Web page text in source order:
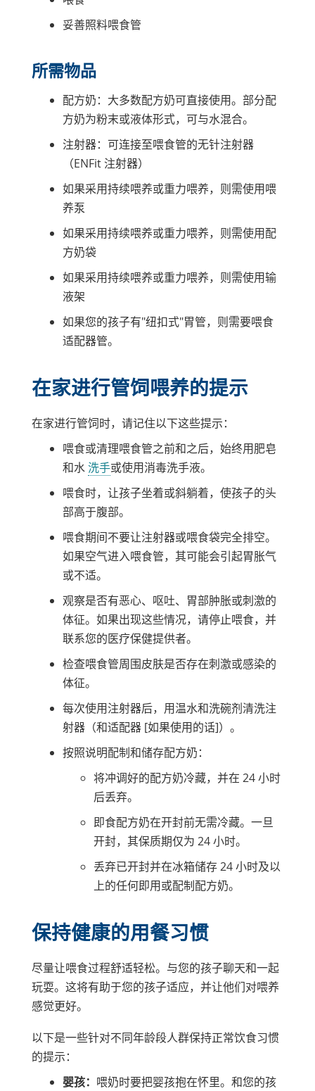
妥善照料喂食管
所需物品
配方奶：大多数配方奶可直接使用。部分配
方奶为粉末或液体形式，可与水混合。
注射器：可连接至喂食管的无针注射器
（ENFit 注射器）
如果采用持续喂养或重力喂养，则需使用喂
养泵
如果采用持续喂养或重力喂养，则需使用配
方奶袋
如果采用持续喂养或重力喂养，则需使用输
液架
如果您的孩子有"纽扣式"胃管，则需要喂食
适配器管。
在家进行管饲喂养的提示
在家进行管饲时，请记住以下这些提示：
喂食或清理喂食管之前和之后，始终用肥皂
和水洗手或使用消毒洗手液。
喂食时，让孩子坐着或斜躺着，使孩子的头
部高于腹部。
喂食期间不要让注射器或喂食袋完全排空。
如果空气进入喂食管，其可能会引起胃胀气
或不适。
观察是否有恶心、呕吐、胃部肿胀或刺激的
体征。如果出现这些情况，请停止喂食，并
联系您的医疗保健提供者。
检查喂食管周围皮肤是否存在刺激或感染的
体征。
每次使用注射器后，用温水和洗碗剂清洗注
射器（和适配器 [如果使用的话]）。
按照说明配制和储存配方奶：
将冲调好的配方奶冷藏，并在 24 小时
后丢弃。
即食配方奶在开封前无需冷藏。一旦
开封，其保质期仅为 24 小时。
丢弃已开封并在冰箱储存 24 小时及以
上的任何即用或配制配方奶。
保持健康的用餐习惯
尽量让喂食过程舒适轻松。与您的孩子聊天和一起
玩耍。这将有助于您的孩子适应，并让他们对喂养
感觉更好。
以下是一些针对不同年龄段人群保持正常饮食习惯
的提示：
婴孩： 喂奶时要把婴孩抱在怀里。和您的孩